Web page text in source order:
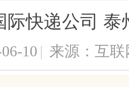
际快递公司
10 | 来源：互联